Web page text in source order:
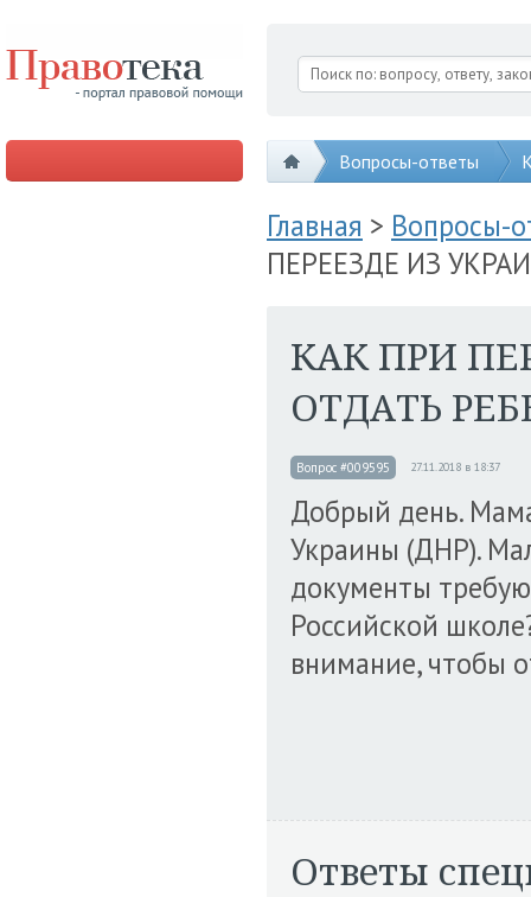
Вопросы-ответы
Главная > Вопросы-
ПЕРЕЕЗДЕ ИЗ
КАК ПРИ
ОТДАТЬ
Вопрос #009595 27.11.2018 в 18:37
Добрый день.
Украины (ДНР).
документы
Российской
внимание, чтобы
Ответы